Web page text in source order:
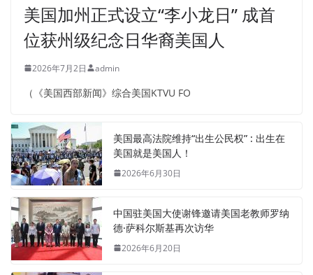
美国加州正式设立“李小龙日” 成首
位获州级纪念日华裔美国人
2026年7月2日 admin
（《美国西部新闻》综合美国KTVU FO
美国最高法院维持“出生公民权” : 出生在
美国就是美国人！
2026年6月30日
中国驻美国大使谢锋邀请美国老教师罗纳
德·萨科尔斯基再次访华
2026年6月20日